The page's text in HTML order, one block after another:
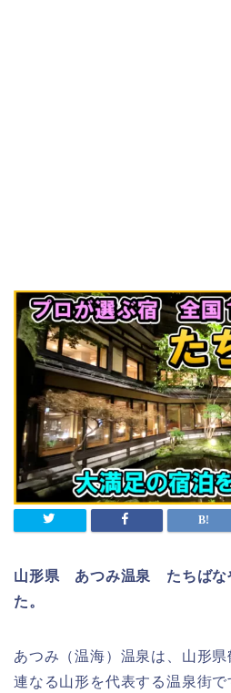
山形県 あつみ温泉 たちば
た。
あつみ（温海）温泉は、山形
連なる山形を代表する温泉街で